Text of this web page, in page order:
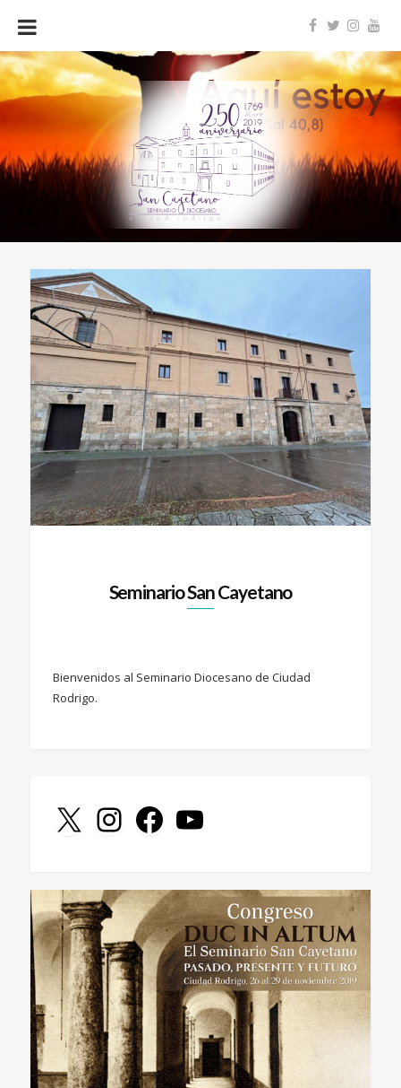
Seminario
Diocesano
San
Cayetano
–
Ciudad
Rodrigo
Seminario San Cayetano
Bienvenidos al Seminario Diocesano de Ciudad
Rodrigo.
X Instagram
Facebook
YouTube